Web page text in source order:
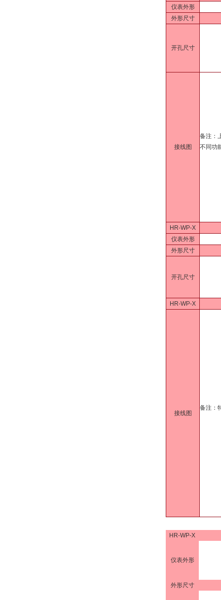
仪表外形
外形尺寸
开孔尺寸
接线图
备注：
不同功
HR-WP-X
仪表外形
外形尺寸
开孔尺寸
HR-WP-X
接线图
备注：
HR-WP-X
仪表外形
外形尺寸